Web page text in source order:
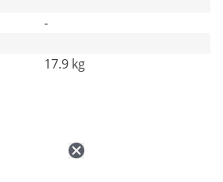
-
17.9 kg